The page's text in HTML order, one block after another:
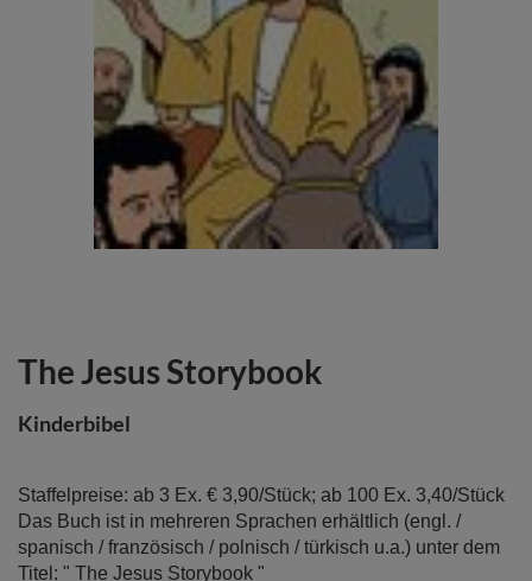
The Jesus Storybook
Kinderbibel
Staffelpreise: ab 3 Ex. € 3,90/Stück; ab 100 Ex. 3,40/Stück
Das Buch ist in mehreren Sprachen erhältlich (engl. /
spanisch / französisch / polnisch / türkisch u.a.) unter dem
Titel: " The Jesus Storybook "
Zum
Anfang
der